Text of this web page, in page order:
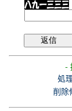
-
処
削除